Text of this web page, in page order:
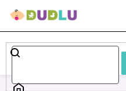
Dětské
a